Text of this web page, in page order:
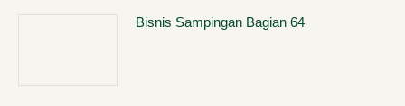
Bisnis Sampingan Bagian 64